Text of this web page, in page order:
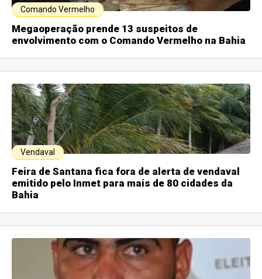
Comando Vermelho
Megaoperação prende 13 suspeitos de
envolvimento com o Comando Vermelho na Bahia
Vendaval
Feira de Santana fica fora de alerta de vendaval
emitido pelo Inmet para mais de 80 cidades da
Bahia